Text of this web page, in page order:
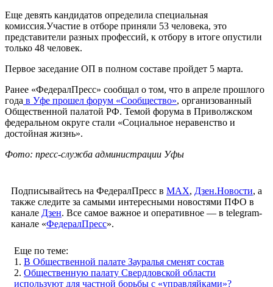
Еще девять кандидатов определила специальная
комиссия.Участие в отборе приняли 53 человека, это
представители разных профессий, к отбору в итоге опустили
только 48 человек.
Первое заседание ОП в полном составе пройдет 5 марта.
Ранее «ФедералПресс» сообщал о том, что в апреле прошлого
года в Уфе прошел форум «Сообщество», организованный
Общественной палатой РФ. Темой форума в Приволжском
федеральном округе стали «Социальное неравенство и
достойная жизнь».
Фото: пресс-служба администрации Уфы
Подписывайтесь на ФедералПресс в МАХ, Дзен.Новости, а
также следите за самыми интересными новостями ПФО в
канале Дзен. Все самое важное и оперативное — в telegram-
канале «ФедералПресс».
Еще по теме:
1. В Общественной палате Зауралья сменят состав
2. Общественную палату Свердловской области
используют для частной борьбы с «управляйками»?